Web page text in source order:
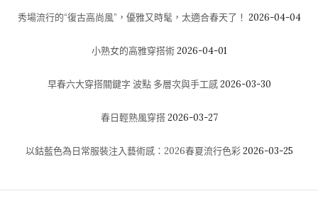
秀場流行的“復古高尚風”，優雅又時髦，太適合春天了！ 2026-04-04
小熟女的高雅穿搭術 2026-04-01
早春六大穿搭關鍵字 波點 多層次與手工感 2026-03-30
春日輕熟風穿搭 2026-03-27
以鈷藍色為日常服裝注入藝術感：2026春夏流行色彩 2026-03-25